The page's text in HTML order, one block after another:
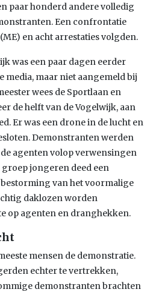
paar honderd andere volledig
Een confrontatie
en acht arrestaties volgden.
was een paar dagen eerder
media, maar niet aangemeld bij
wees de Sportlaan en
de helft van de Vogelwijk, aan
Er was een drone in de lucht en
Demonstranten werden
agenten volop verwensingen
jongeren deed een
van het voormalige
daklozen worden
op agenten en dranghekken.
mensen de demonstratie.
echter te vertrekken,
demonstranten brachten